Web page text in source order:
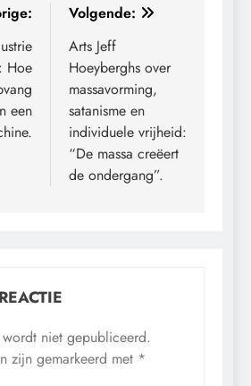
Hoe
een
Volgende:
Arts Jeff
Hoeyberghs over
massavorming,
satanisme en
individuele vrijheid:
“De massa creëert
de ondergang”.
wordt niet gepubliceerd.
zijn gemarkeerd met *